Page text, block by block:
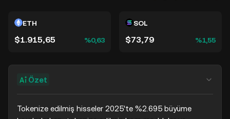
ETH
$1.915,65 %0,63
SOL
$73,79 %1,55
Özet
Tokenize edilmiş hisseler 2025'te %2.695 büyüme